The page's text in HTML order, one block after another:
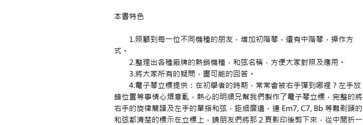
本書特色
1.照顧到每一位不同機種的朋友，增加初階琴，還有中階琴，操作方
式。
2.整理出各種廠牌的熱銷機種，和弦名稱，方便大家對照及應用。
3.將大家所有的疑問，盡可能的回答。
4.電子琴立標提供：在初學者的時期，常常會被右手彈到哪裡？左手放
錯位置等事情心煩意亂，熱心的明順兄幫我們製作了電子琴立標，完整的將
右手的旋律簡譜及左手的單指和弦，鉅細靡遺，連 Em7, C7, Bb 等難剃頭的
和弦都清楚的標示在立標上，請朋友們將那２頁影印後剪下來，從中間折一